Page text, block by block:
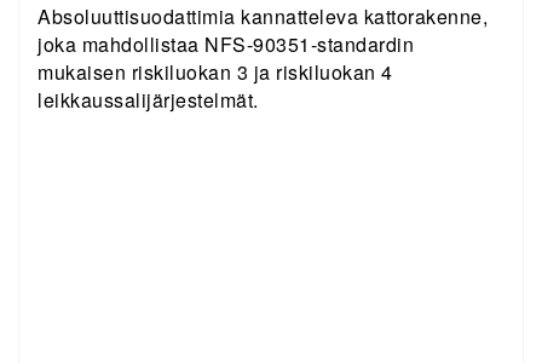
Absoluuttisuodattimia kannatteleva kattorakenne,
joka mahdollistaa NFS-90351-standardin
mukaisen riskiluokan 3 ja riskiluokan 4
leikkaussalijärjestelmät.